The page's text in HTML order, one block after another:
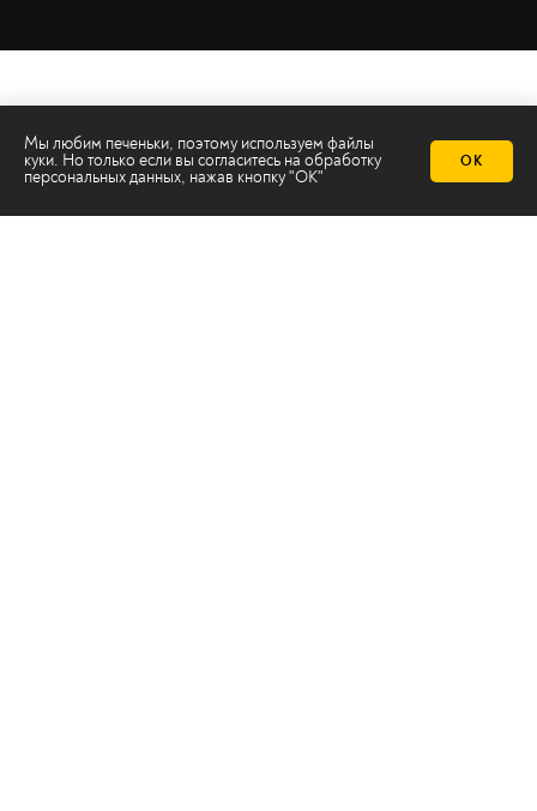
Мы любим печеньки, поэтому используем файлы
куки. Но только если вы согласитесь на обработку
персональных данных, нажав кнопку "ОК"
ОК